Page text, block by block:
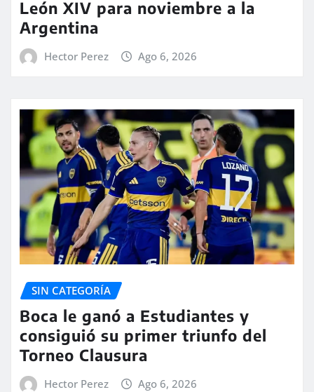
León XIV para noviembre a la
Argentina
Hector Perez Ago 6, 2026
SIN CATEGORÍA
Boca le ganó a Estudiantes y
consiguió su primer triunfo del
Torneo Clausura
Hector Perez Ago 6, 2026